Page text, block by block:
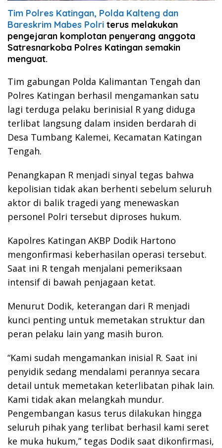
Tim Polres Katingan, Polda Kalteng dan
Bareskrim Mabes Polri terus melakukan
pengejaran komplotan penyerang anggota
Satresnarkoba Polres Katingan semakin
menguat.
Tim gabungan Polda Kalimantan Tengah dan
Polres Katingan berhasil mengamankan satu
lagi terduga pelaku berinisial R yang diduga
terlibat langsung dalam insiden berdarah di
Desa Tumbang Kalemei, Kecamatan Katingan
Tengah.
Penangkapan R menjadi sinyal tegas bahwa
kepolisian tidak akan berhenti sebelum seluruh
aktor di balik tragedi yang menewaskan
personel Polri tersebut diproses hukum.
Kapolres Katingan AKBP Dodik Hartono
mengonfirmasi keberhasilan operasi tersebut.
Saat ini R tengah menjalani pemeriksaan
intensif di bawah penjagaan ketat.
Menurut Dodik, keterangan dari R menjadi
kunci penting untuk memetakan struktur dan
peran pelaku lain yang masih buron.
“Kami sudah mengamankan inisial R. Saat ini
penyidik sedang mendalami perannya secara
detail untuk memetakan keterlibatan pihak lain.
Kami tidak akan melangkah mundur.
Pengembangan kasus terus dilakukan hingga
seluruh pihak yang terlibat berhasil kami seret
ke muka hukum,” tegas Dodik saat dikonfirmasi,